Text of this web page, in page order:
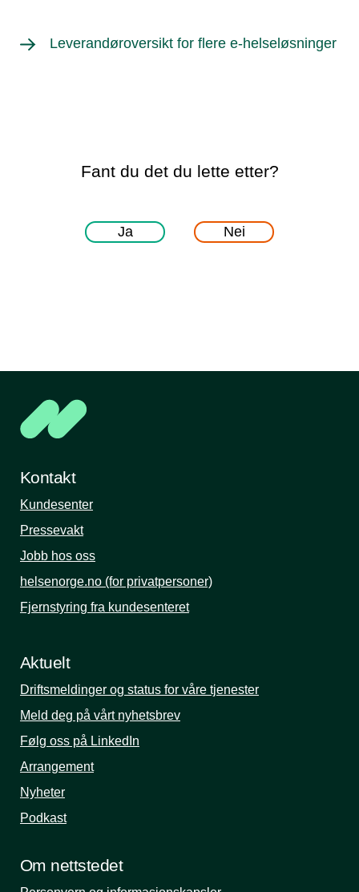
Leverandøroversikt for flere e-helseløsninger
Fant du det du lette etter?
Ja Nei
Kontakt
Kundesenter
Pressevakt
Jobb hos oss
helsenorge.no (for privatpersoner)
Fjernstyring fra kundesenteret
Aktuelt
Driftsmeldinger og status for våre tjenester
Meld deg på vårt nyhetsbrev
Følg oss på LinkedIn
Arrangement
Nyheter
Podkast
Om nettstedet